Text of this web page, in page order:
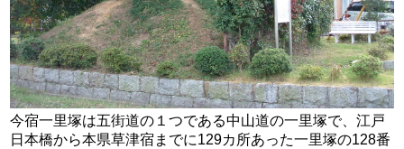
今宿一里塚は五街道の１つである中山道の一里塚で、江戸
日本橋から本県草津宿までに129カ所あった一里塚の128番